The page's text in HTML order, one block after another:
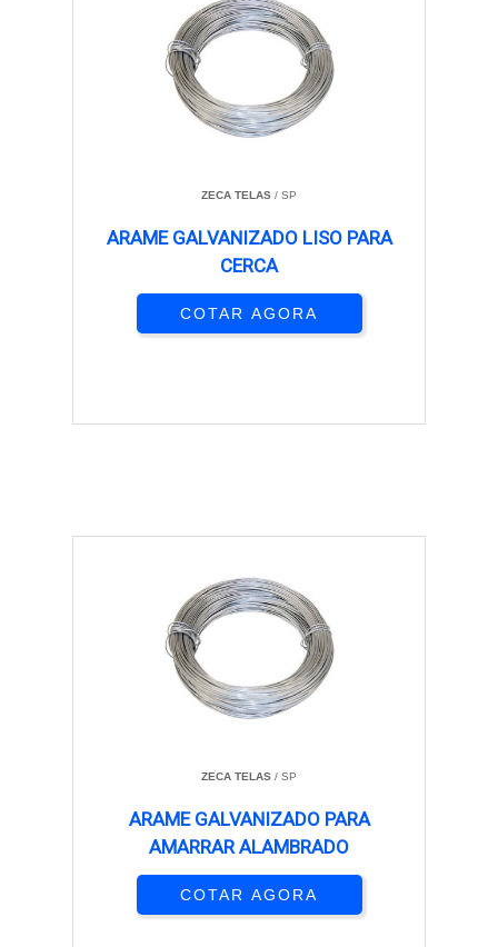
ZECA TELAS / SP
ARAME GALVANIZADO LISO PARA
CERCA
COTAR AGORA
ZECA TELAS / SP
ARAME GALVANIZADO PARA
AMARRAR ALAMBRADO
COTAR AGORA